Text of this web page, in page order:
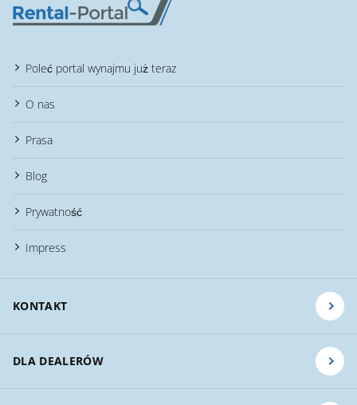
Poleć portal wynajmu już teraz
O nas
Prasa
Blog
Prywatność
Impress
KONTAKT
DLA DEALERÓW